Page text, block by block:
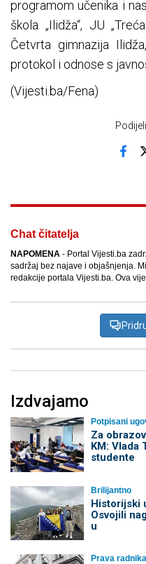
programom učenika i
škola „Ilidža“, JU
Četvrta gimnazija
protokol i odnose s
(Vijesti.ba/Fena)
Chat čitatelja
NAPOMENA - Portal Vijesti.ba
sadržaj bez najave i objašnjenja.
redakcije portala Vijesti.ba. Ova
Izdvajamo
Potpisani
Za
KM: Vlada
studente
Brilijantno
Historijski
Osvojili
u
Prava radnika